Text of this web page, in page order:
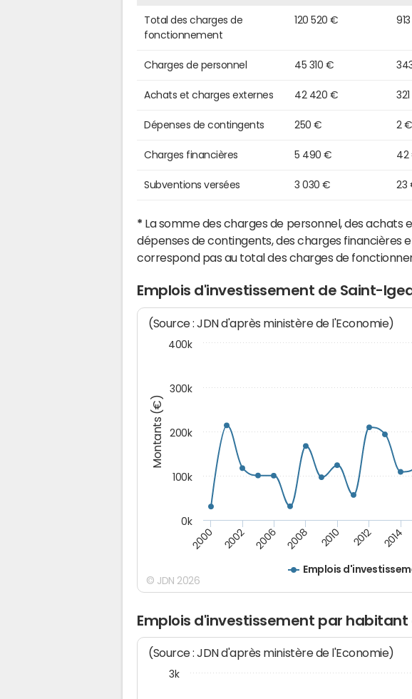
Total des charges de
fonctionnement
120 520 €
Charges de personnel 45 310 €
Achats et charges externes 42 420 €
Dépenses de contingents 250 € 2 €
Charges financières 5 490 € 42
Subventions versées 3 030 € 23
* La somme des charges de personnel, des achats
dépenses de contingents, des charges financières
correspond pas au total des charges de
Emplois d'investissement de Saint-
Montants (€)
(Source : JDN d'après ministère de l'Economie)
Emplois
2000 2002 2006 2008 2010 2012 2014
0k
100k
200k
300k
400k
© JDN 2026
Emplois d'investissement par
(Source : JDN d'après ministère de l'Economie)
3k